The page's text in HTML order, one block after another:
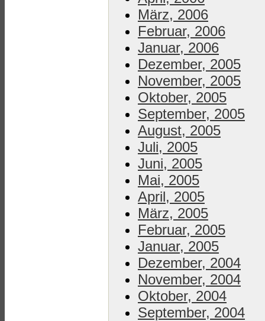
März, 2006
Februar, 2006
Januar, 2006
Dezember, 2005
November, 2005
Oktober, 2005
September, 2005
August, 2005
Juli, 2005
Juni, 2005
Mai, 2005
April, 2005
März, 2005
Februar, 2005
Januar, 2005
Dezember, 2004
November, 2004
Oktober, 2004
September, 2004